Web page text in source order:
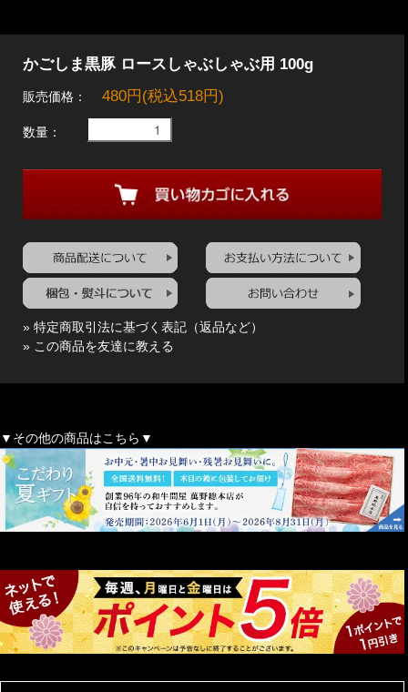
かごしま黒豚 ロースしゃぶしゃぶ用 100g
販売価格： 480円(税込518円)
数量：
» 特定商取引法に基づく表記（返品など）
» この商品を友達に教える
▼その他の商品はこちら▼